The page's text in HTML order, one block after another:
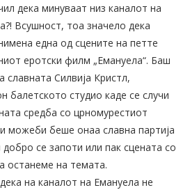
дека минуваат низ каналот на
Всушност, тоа значело дека
една од сцените на петте
еротски филм „Емануела“. Баш
Силвија Кристл,
балетското студио каде се случи
средба со црномурестиот
можеби беше онаа славна партија
се запоти или пак сцената со
останеме на темата.
на каналот на Емануела не